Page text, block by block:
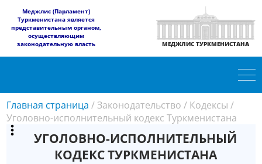
​Меджлис (Парламент)
Туркменистана является
представительным органом,
осуществляющим
законодательную власть
МЕДЖЛИС ТУРКМЕНИСТАНА
Главная страница / Законодательство / Кодексы /
Уголовно-исполнительный кодекс Туркменистана
УГОЛОВНО-ИСПОЛНИТЕЛЬНЫЙ
КОДЕКС ТУРКМЕНИСТАНА